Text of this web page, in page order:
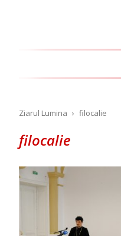
Ziarul Lumina › filocalie
filocalie